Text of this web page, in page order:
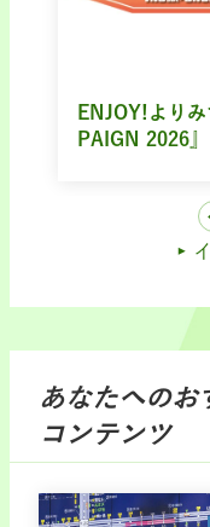
ENJOY!より
PAIGN 2026』
あなたへのお
コンテンツ